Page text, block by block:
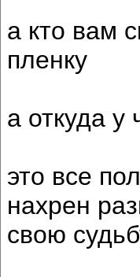
а кто вам
пленку
а откуда
это все
нахрен
свою